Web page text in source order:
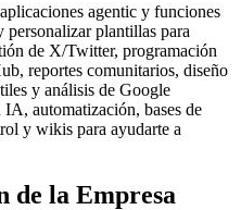
agentic y funciones
personalizar plantillas para
de X/Twitter, programación
reportes comunitarios, diseño
y análisis de Google
automatización, bases de
y wikis para ayudarte a
de la Empresa